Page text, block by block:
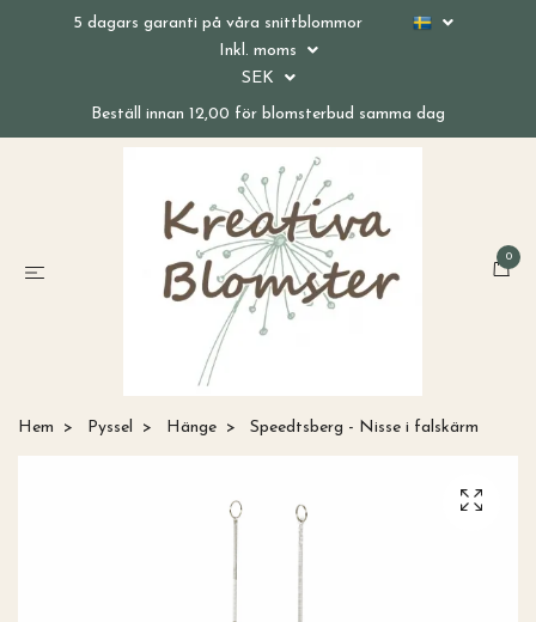
5 dagars garanti på våra snittblommor
Inkl. moms
SEK
Beställ innan 12,00 för blomsterbud samma dag
0
Hem Pyssel Hänge Speedtsberg - Nisse i falskärm